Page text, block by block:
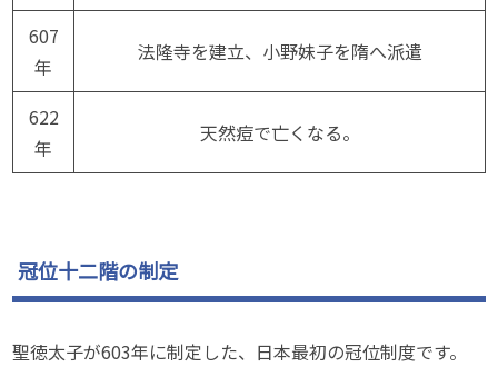
607
年
法隆寺を建立、小野妹子を隋へ派遣
622
年
天然痘で亡くなる。
冠位十二階の制定
聖徳太子が603年に制定した、日本最初の冠位制度です。